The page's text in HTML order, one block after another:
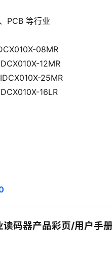
PCB 等行业
08MR
12MR
25MR
16LR
码器产品彩页/用户手册